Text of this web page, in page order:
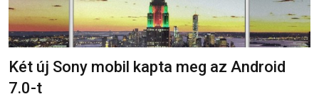
Két új Sony mobil kapta meg az Android
7.0-t